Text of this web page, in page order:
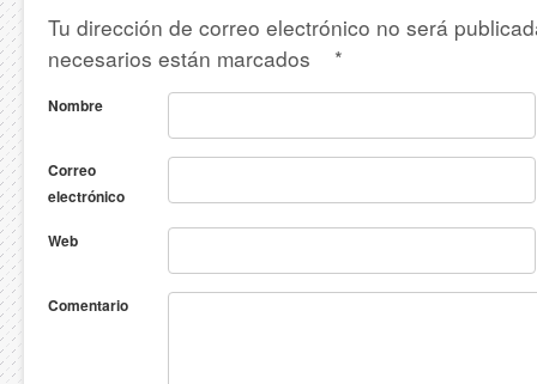
Tu dirección de correo electrónico no será
necesarios están marcados
*
Nombre
Correo
electrónico
Web
Comentario